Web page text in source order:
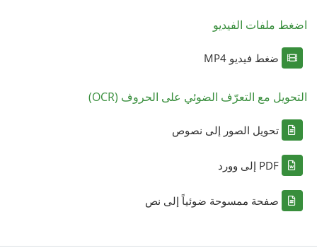
اضغط ملفات الفيديو
ضغط فيديو MP4
التحويل مع التعرّف الضوئي على الحروف (OCR)
تحويل الصور إلى نصوص
PDF إلى وورد
صفحة ممسوحة ضوئياً إلى نص